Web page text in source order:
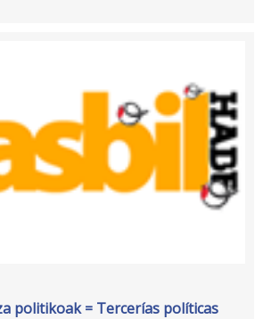
politikoak = Tercerías políticas